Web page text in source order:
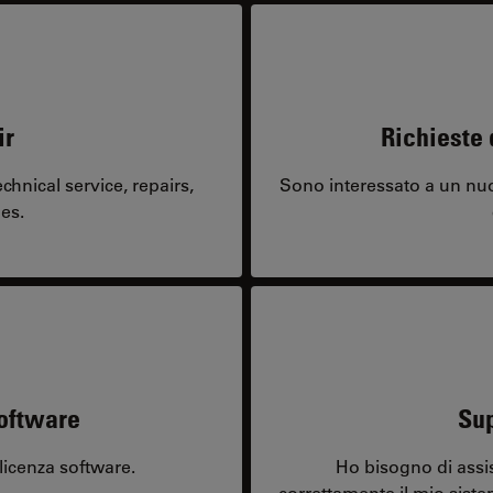
service, repairs,
Richieste
Sono interessato a un
software.
Ho bisogno di